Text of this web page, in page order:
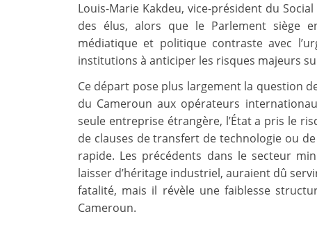
Louis-Marie Kakdeu, vice-président du
des élus, alors que le Parlement siège
médiatique et politique contraste avec
institutions à anticiper les risques majeurs
Ce départ pose plus largement la question
du Cameroun aux opérateurs
seule entreprise étrangère, l’État a pris le
de clauses de transfert de technologie ou
rapide. Les précédents dans le secteur
laisser d’héritage industriel, auraient dû
fatalité, mais il révèle une faiblesse
Cameroun.